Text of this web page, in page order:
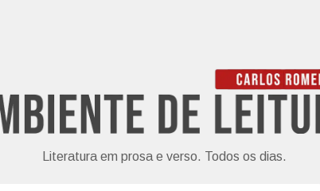
Literatura em prosa e verso. Todos os dias.